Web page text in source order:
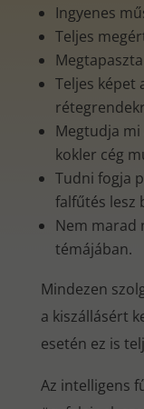
Ingyenes
Teljes
Teljes képet
Megtudja mi
kokler cég
Tudni fogja
falfűtés lesz
Nem marad
témájában.
Mindezen
a kiszállásért
esetén ez is
Az intelligens